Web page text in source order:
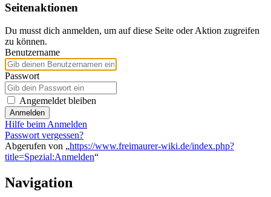
Seitenaktionen
Du musst dich anmelden, um auf diese Seite oder Aktion zugreifen
zu können.
Benutzername
Passwort
Angemeldet bleiben
Anmelden
Hilfe beim Anmelden
Passwort vergessen?
Abgerufen von „https://www.freimaurer-wiki.de/index.php?
title=Spezial:Anmelden“
Navigation